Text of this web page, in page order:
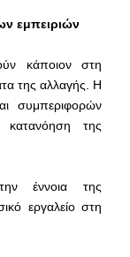
εμπειριών
κάποιον στη
της αλλαγής. Η
συμπεριφορών
της
έννοια της
εργαλείο στη